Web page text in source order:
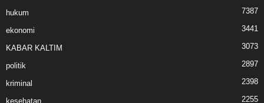
hukum 7387
ekonomi 3441
KABAR KALTIM 3073
politik 2897
kriminal 2398
kesehatan 2255